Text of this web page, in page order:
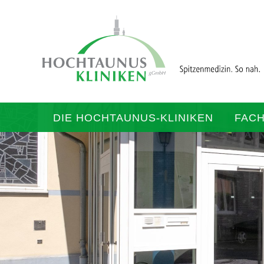
DIE HOCHTAUNUS-KLINIKEN